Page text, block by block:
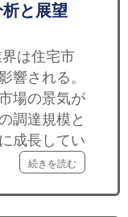
と展望
は住宅市
響される。
場の景気が
調達規模と
成長してい
続きを読む